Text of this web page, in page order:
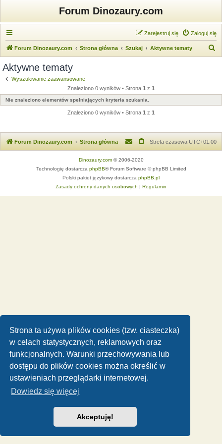
Strona ta używa plików cookies (tzw. ciasteczka)
w celach statystycznych, reklamowych oraz
funkcjonalnych. Warunki przechowywania lub
dostępu do plików cookies można określić w
ustawieniach przeglądarki internetowej.
Dowiedz się więcej
Akceptuję!
Forum Dinozaury.com
Zaloguj się
Zarejestruj się
Forum Dinozaury.com Strona główna Szukaj Aktywne tematy
a
j
Aktywne tematy
Wyszukiwanie zaawansowane
Znaleziono 0 wyników • Strona 1 z 1
Nie znaleziono elementów spełniających kryteria szukania.
Znaleziono 0 wyników • Strona 1 z 1
Forum Dinozaury.com Strona główna Strefa czasowa UTC+01:00
Dinozaury.com© 2006-2020
Technologię dostarcza phpBB® Forum Software © phpBB Limited
Polski pakiet językowy dostarcza phpBB.pl
Zasady ochrony danych osobowych | Regulamin